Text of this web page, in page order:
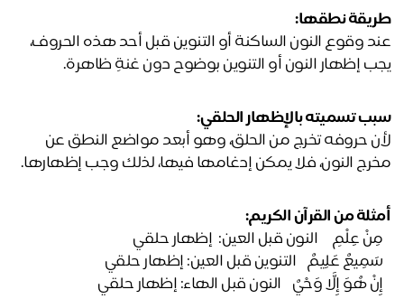
نطقها:
عند وقوع النون الساكنة أو التنوين قبل أحد هذه الحروف،
إظهار النون أو التنوين بوضوح دون غنةٍ ظاهرة.
تسميته بالإظهار الحلقي:
لأن حروفه تخرج من الحلق، وهو أبعد مواضع النطق عن
النون، فلا يمكن إدغامها فيها، لذلك وجب إظهارها.
من القرآن الكريم:
عِلْمٍ﴾  النون قبل العين:  إظهار حلقي
عَلِيمٌ﴾ التنوين قبل العين: إظهار حلقي
هُوَ إِلَّا وَحْيٌ﴾ النون قبل الهاء: إظهار حلقي